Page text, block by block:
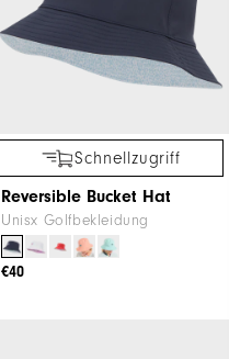
Schnellzugriff
Reversible Bucket Hat
Unisx Golfbekleidung
€40